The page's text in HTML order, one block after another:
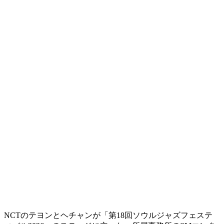
NCTのテヨンとヘチャンが「第18回ソウルジャズフェステ